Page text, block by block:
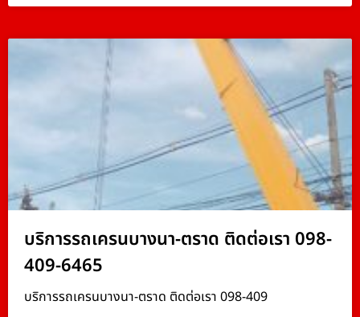
บริการรถเครนบางนา-ตราด ติดต่อเรา 098-
409-6465
บริการรถเครนบางนา-ตราด ติดต่อเรา 098-409